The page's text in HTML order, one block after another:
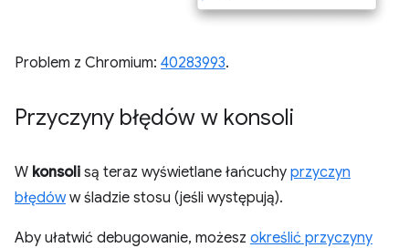
Problem z Chromium: 40283993.
Przyczyny błędów w konsoli
W konsoli są teraz wyświetlane łańcuchy przyczyn
błędóww śladzie stosu (jeśli występują).
Aby ułatwić debugowanie, możesz określić przyczyny